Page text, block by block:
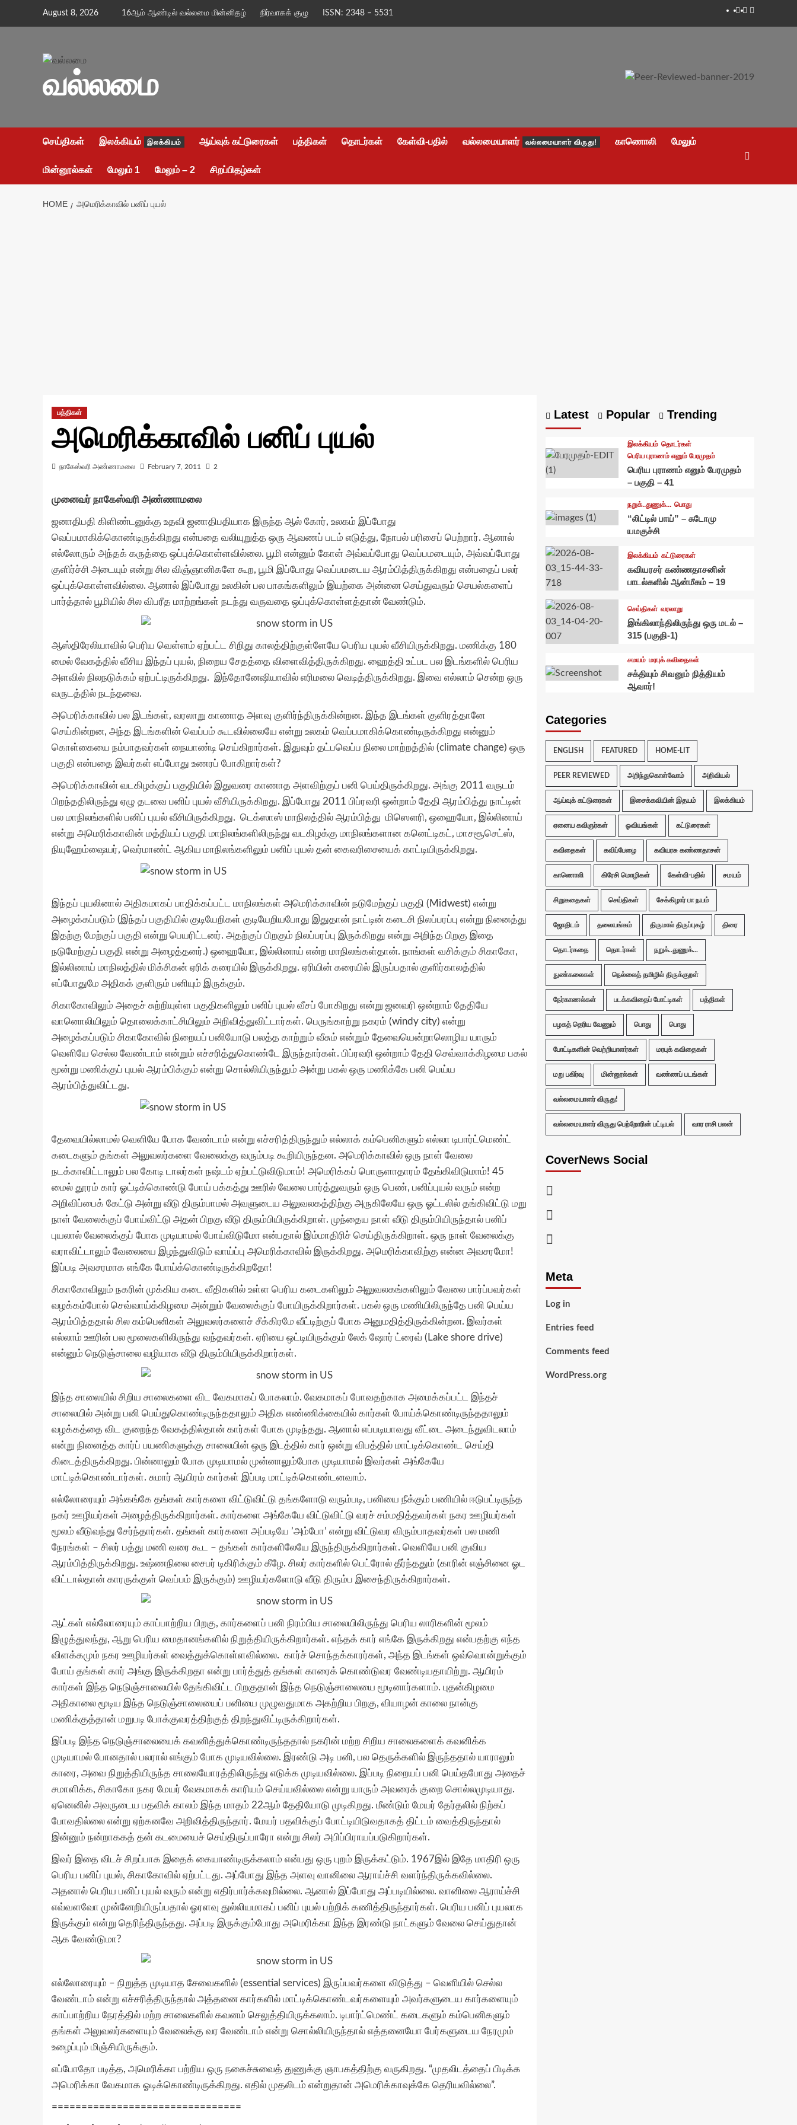
August 8, 2026 16ஆம் ஆண்டில் வல்லமை மின்னிதழ் நிர்வாகக் குழு ISSN: 2348 – 5531 Facebook
Twitter
Youtube
வல்லமை
செய்திகள் இலக்கியம் இலக்கியம் ஆய்வுக் கட்டுரைகள் பத்திகள் தொடர்கள் கேள்வி-பதில் வல்லமையாளர் வல்லமையாளர் விருது! காணொலி மேலும்
மின்னூல்கள் மேலும் 1 மேலும் – 2 சிறப்பிதழ்கள்
HOME அமெரிக்காவில் பனிப் புயல்
பத்திகள்
அமெரிக்காவில் பனிப் புயல்
நாகேஸ்வரி அண்ணாமலை February 7, 2011 2
முனைவர் நாகேஸ்வரி அண்ணாமலை
ஜனாதிபதி கிளிண்டனுக்கு உதவி ஜனாதிபதியாக இருந்த ஆல் கோர், உலகம் இப்போது
வெப்பமாகிக்கொண்டிருக்கிறது என்பதை வலியுறுத்த ஒரு ஆவணப் படம் எடுத்து, நோபல் பரிசைப் பெற்றார். ஆனால்
எல்லோரும் அந்தக் கருத்தை ஒப்புக்கொள்ளவில்லை. பூமி என்னும் கோள் அவ்வப்போது வெப்பமடையும், அவ்வப்போது
குளிர்ச்சி அடையும் என்று சில விஞ்ஞானிகளே கூற, பூமி இப்போது வெப்பமடைய ஆரம்பித்திருக்கிறது என்பதைப் பலர்
ஒப்புக்கொள்ளவில்லை. ஆனால் இப்போது உலகின் பல பாகங்களிலும் இயற்கை அன்னை செய்துவரும் செயல்களைப்
பார்த்தால் பூமியில் சில விபரீத மாற்றங்கள் நடந்து வருவதை ஒப்புக்கொள்ளத்தான் வேண்டும்.
ஆஸ்திரேலியாவில் பெரிய வெள்ளம் ஏற்பட்ட சிறிது காலத்திற்குள்ளேயே பெரிய புயல் வீசியிருக்கிறது. மணிக்கு 180
மைல் வேகத்தில் வீசிய இந்தப் புயல், நிறைய சேதத்தை விளைவித்திருக்கிறது. ஹைத்தி உட்பட பல இடங்களில் பெரிய
அளவில் நிலநடுக்கம் ஏற்பட்டிருக்கிறது. இந்தோனேஷியாவில் எரிமலை வெடித்திருக்கிறது. இவை எல்லாம் சென்ற ஒரு
வருடத்தில் நடந்தவை.
அமெரிக்காவில் பல இடங்கள், வரலாறு காணாத அளவு குளிர்ந்திருக்கின்றன. இந்த இடங்கள் குளிரத்தானே
செய்கின்றன, அந்த இடங்களின் வெப்பம் கூடவில்லையே என்று உலகம் வெப்பமாகிக்கொண்டிருக்கிறது என்னும்
கொள்கையை நம்பாதவர்கள் நையாண்டி செய்கிறார்கள். இதுவும் தட்பவெப்ப நிலை மாற்றத்தில் (climate change) ஒரு
பகுதி என்பதை இவர்கள் எப்போது உணரப் போகிறார்கள்?
அமெரிக்காவின் வடகிழக்குப் பகுதியில் இதுவரை காணாத அளவிற்குப் பனி பெய்திருக்கிறது. அங்கு 2011 வருடம்
பிறந்ததிலிருந்து ஏழு தடவை பனிப் புயல் வீசியிருக்கிறது. இப்போது 2011 பிப்ரவரி ஒன்றாம் தேதி ஆரம்பித்து நாட்டின்
பல மாநிலங்களில் பனிப் புயல் வீசியிருக்கிறது. டெக்ஸாஸ் மாநிலத்தில் ஆரம்பித்து மிஸௌரி, ஒஹையோ, இல்லினாய்
என்று அமெரிக்காவின் மத்தியப் பகுதி மாநிலங்களிலிருந்து வடகிழக்கு மாநிலங்களான கனெட்டிகட், மாசசூசெட்ஸ்,
நியுஹேம்ஷையர், வெர்மாண்ட் ஆகிய மாநிலங்களிலும் பனிப் புயல் தன் கைவரிசையைக் காட்டியிருக்கிறது.
இந்தப் புயலினால் அதிகமாகப் பாதிக்கப்பட்ட மாநிலங்கள் அமெரிக்காவின் நடுமேற்குப் பகுதி (Midwest) என்று
அழைக்கப்படும் (இந்தப் பகுதியில் குடியேறிகள் குடியேறியபோது இதுதான் நாட்டின் கடைசி நிலப்பரப்பு என்று நினைத்து
இதற்கு மேற்குப் பகுதி என்று பெயரிட்டனர். அதற்குப் பிறகும் நிலப்பரப்பு இருக்கிறது என்று அறிந்த பிறகு இதை
நடுமேற்குப் பகுதி என்று அழைத்தனர்.) ஒஹையோ, இல்லினாய் என்ற மாநிலங்கள்தான். நாங்கள் வசிக்கும் சிகாகோ,
இல்லினாய் மாநிலத்தில் மிக்சிகன் ஏரிக் கரையில் இருக்கிறது. ஏரியின் கரையில் இருப்பதால் குளிர்காலத்தில்
எப்போதுமே அதிகக் குளிரும் பனியும் இருக்கும்.
சிகாகோவிலும் அதைச் சுற்றியுள்ள பகுதிகளிலும் பனிப் புயல் வீசப் போகிறது என்று ஜனவரி ஒன்றாம் தேதியே
வானொலியிலும் தொலைக்காட்சியிலும் அறிவித்துவிட்டார்கள். பெருங்காற்று நகரம் (windy city) என்று
அழைக்கப்படும் சிகாகோவில் நிறையப் பனியோடு பலத்த காற்றும் வீசும் என்றும் தேவையென்றாலொழிய யாரும்
வெளியே செல்ல வேண்டாம் என்றும் எச்சரித்துகொண்டே இருந்தார்கள். பிப்ரவரி ஒன்றாம் தேதி செவ்வாக்கிழமை பகல்
மூன்று மணிக்குப் புயல் ஆரம்பிக்கும் என்று சொல்லியிருந்தும் அன்று பகல் ஒரு மணிக்கே பனி பெய்ய
ஆரம்பித்துவிட்டது.
தேவையில்லாமல் வெளியே போக வேண்டாம் என்று எச்சரித்திருந்தும் எல்லாக் கம்பெனிகளும் எல்லா டிபார்ட்மெண்ட்
கடைகளும் தங்கள் அலுவலர்களை வேலைக்கு வரும்படி கூறியிருந்தன. அமெரிக்காவில் ஒரு நாள் வேலை
நடக்காவிட்டாலும் பல கோடி டாலர்கள் நஷ்டம் ஏற்பட்டுவிடுமாம்! அமெரிக்கப் பொருளாதாரம் தேங்கிவிடுமாம்! 45
மைல் தூரம் கார் ஓட்டிக்கொண்டு போய் பக்கத்து ஊரில் வேலை பார்த்துவரும் ஒரு பெண், பனிப்புயல் வரும் என்ற
அறிவிப்பைக் கேட்டு அன்று வீடு திரும்பாமல் அவளுடைய அலுவலகத்திற்கு அருகிலேயே ஒரு ஓட்டலில் தங்கிவிட்டு மறு
நாள் வேலைக்குப் போய்விட்டு அதன் பிறகு வீடு திரும்பியிருக்கிறாள். முந்தைய நாள் வீடு திரும்பியிருந்தால் பனிப்
புயலால் வேலைக்குப் போக முடியாமல் போய்விடுமோ என்பதால் இம்மாதிரிச் செய்திருக்கிறாள். ஒரு நாள் வேலைக்கு
வராவிட்டாலும் வேலையை இழந்துவிடும் வாய்ப்பு அமெரிக்காவில் இருக்கிறது. அமெரிக்காவிற்கு என்ன அவசரமோ!
இப்படி அவசரமாக எங்கே போய்க்கொண்டிருக்கிறதோ!
சிகாகோவிலும் நகரின் முக்கிய கடை வீதிகளில் உள்ள பெரிய கடைகளிலும் அலுவலகங்களிலும் வேலை பார்ப்பவர்கள்
வழக்கம்போல் செவ்வாய்க்கிழமை அன்றும் வேலைக்குப் போயிருக்கிறார்கள். பகல் ஒரு மணியிலிருந்தே பனி பெய்ய
ஆரம்பித்ததால் சில கம்பெனிகள் அலுவலர்களைச் சீக்கிரமே வீட்டிற்குப் போக அனுமதித்திருக்கின்றன. இவர்கள்
எல்லாம் ஊரின் பல மூலைகளிலிருந்து வந்தவர்கள். ஏரியை ஒட்டியிருக்கும் லேக் ஷோர் ட்ரைவ் (Lake shore drive)
என்னும் நெடுஞ்சாலை வழியாக வீடு திரும்பியிருக்கிறார்கள்.
இந்த சாலையில் சிறிய சாலைகளை விட வேகமாகப் போகலாம். வேகமாகப் போவதற்காக அமைக்கப்பட்ட இந்தச்
சாலையில் அன்று பனி பெய்துகொண்டிருந்ததாலும் அதிக எண்ணிக்கையில் கார்கள் போய்க்கொண்டிருந்ததாலும்
வழக்கத்தை விட குறைந்த வேகத்தில்தான் கார்கள் போக முடிந்தது. ஆனால் எப்படியாவது வீட்டை அடைந்துவிடலாம்
என்று நினைத்த கார்ப் பயணிகளுக்கு சாலையின் ஒரு இடத்தில் கார் ஒன்று விபத்தில் மாட்டிக்கொண்ட செய்தி
கிடைத்திருக்கிறது. பின்னாலும் போக முடியாமல் முன்னாலும்போக முடியாமல் இவர்கள் அங்கேயே
மாட்டிக்கொண்டார்கள். சுமார் ஆயிரம் கார்கள் இப்படி மாட்டிக்கொண்டனவாம்.
எல்லோரையும் அங்கங்கே தங்கள் கார்களை விட்டுவிட்டு தங்களோடு வரும்படி, பனியை நீக்கும் பணியில் ஈடுபட்டிருந்த
நகர் ஊழியர்கள் அழைத்திருக்கிறார்கள். கார்களை அங்கேயே விட்டுவிட்டு வரச் சம்மதித்தவர்கள் நகர ஊழியர்கள்
மூலம் வீடுவந்து சேர்ந்தார்கள். தங்கள் கார்களை அப்படியே ’அம்போ’ என்று விட்டுவர விரும்பாதவர்கள் பல மணி
நேரங்கள் – சிலர் பத்து மணி வரை கூட – தங்கள் கார்களிலேயே இருந்திருக்கிறார்கள். வெளியே பனி குவிய
ஆரம்பித்திருக்கிறது. உஷ்ணநிலை சைபர் டிகிரிக்கும் கீழே. சிலர் கார்களில் பெட்ரோல் தீர்ந்ததும் (காரின் எஞ்சினை ஓட
விட்டால்தான் காரருக்குள் வெப்பம் இருக்கும்) ஊழியர்களோடு வீடு திரும்ப இசைந்திருக்கிறார்கள்.
ஆட்கள் எல்லோரையும் காப்பாற்றிய பிறகு, கார்களைப் பனி நிரம்பிய சாலையிலிருந்து பெரிய லாரிகளின் மூலம்
இழுத்துவந்து, ஆறு பெரிய மைதானங்களில் நிறுத்தியிருக்கிறார்கள். எந்தக் கார் எங்கே இருக்கிறது என்பதற்கு எந்த
விளக்கமும் நகர ஊழியர்கள் வைத்துக்கொள்ளவில்லை. கார்ச் சொந்தக்காரர்கள், அந்த இடங்கள் ஒவ்வொன்றுக்கும்
போய் தங்கள் கார் அங்கு இருக்கிறதா என்று பார்த்துத் தங்கள் காரைக் கொண்டுவர வேண்டியதாயிற்று. ஆயிரம்
கார்கள் இந்த நெடுஞ்சாலையில் தேங்கிவிட்ட பிறகுதான் இந்த நெடுஞ்சாலையை மூடினார்களாம். புதன்கிழமை
அதிகாலை மூடிய இந்த நெடுஞ்சாலையைப் பனியை முழுவதுமாக அகற்றிய பிறகு, வியாழன் காலை நான்கு
மணிக்குத்தான் மறுபடி போக்குவரத்திற்குத் திறந்துவிட்டிருக்கிறார்கள்.
இப்படி இந்த நெடுஞ்சாலையைக் கவனித்துக்கொண்டிருந்ததால் நகரின் மற்ற சிறிய சாலைகளைக் கவனிக்க
முடியாமல் போனதால் பலரால் எங்கும் போக முடியவில்லை. இரண்டு அடி பனி, பல தெருக்களில் இருந்ததால் யாராலும்
காரை, அவை நிறுத்தியிருந்த சாலையோரத்திலிருந்து எடுக்க முடியவில்லை. இப்படி நிறையப் பனி பெய்தபோது அதைச்
சமாளிக்க, சிகாகோ நகர மேயர் வேகமாகக் காரியம் செய்யவில்லை என்று யாரும் அவரைக் குறை சொல்லமுடியாது.
ஏனெனில் அவருடைய பதவிக் காலம் இந்த மாதம் 22ஆம் தேதியோடு முடிகிறது. மீண்டும் மேயர் தேர்தலில் நிற்கப்
போவதில்லை என்று ஏற்கனவே அறிவித்திருந்தார். மேயர் பதவிக்குப் போட்டியிடுவதாகத் திட்டம் வைத்திருந்தால்
இன்னும் நன்றாககத் தன் கடமையைச் செய்திருப்பாரோ என்று சிலர் அபிப்பிராயப்படுகிறார்கள்.
இவர் இதை விடச் சிறப்பாக இதைக் கையாண்டிருக்கலாம் என்பது ஒரு புறம் இருக்கட்டும். 1967இல் இதே மாதிரி ஒரு
பெரிய பனிப் புயல், சிகாகோவில் ஏற்பட்டது. அப்போது இந்த அளவு வானிலை ஆராய்ச்சி வளர்ந்திருக்கவில்லை.
அதனால் பெரிய பனிப் புயல் வரும் என்று எதிர்பார்க்கவுமில்லை. ஆனால் இப்போது அப்படியில்லை. வானிலை ஆராய்ச்சி
எவ்வளவோ முன்னேறியிருப்பதால் ஓரளவு துல்லியமாகப் பனிப் புயல் பற்றிக் கணித்திருந்தார்கள். பெரிய பனிப் புயலாக
இருக்கும் என்று தெரிந்திருந்தது. அப்படி இருக்கும்போது அமெரிக்கா இந்த இரண்டு நாட்களும் வேலை செய்துதான்
ஆக வேண்டுமா?
எல்லோரையும் – நிறுத்த முடியாத சேவைகளில் (essential services) இருப்பவர்களை விடுத்து – வெளியில் செல்ல
வேண்டாம் என்று எச்சரித்திருந்தால் அத்தனை கார்களில் மாட்டிக்கொண்டவர்களையும் அவர்களுடைய கார்களையும்
காப்பாற்றிய நேரத்தில் மற்ற சாலைகளில் கவனம் செலுத்தியிருக்கலாம். டிபார்ட்மெண்ட் கடைகளும் கம்பெனிகளும்
தங்கள் அலுவலர்களையும் வேலைக்கு வர வேண்டாம் என்று சொல்லியிருந்தால் எத்தனையோ பேர்களுடைய நேரமும்
உழைப்பும் மிஞ்சியிருக்கும்.
எப்போதோ படித்த, அமெரிக்கா பற்றிய ஒரு நகைச்சுவைத் துணுக்கு ஞாபகத்திற்கு வருகிறது. “முதலிடத்தைப் பிடிக்க
அமெரிக்கா வேகமாக ஓடிக்கொண்டிருக்கிறது. எதில் முதலிடம் என்றுதான் அமெரிக்காவுக்கே தெரியவில்லை”.
================================
Latest Popular Trending
இலக்கியம் தொடர்கள்
பெரிய புராணம் எனும் பேரமுதம்
பெரிய புராணம் எனும் பேரமுதம்
– பகுதி – 41
நறுக்..துணுக்... பொது
“லிட்டில் பாய்” – சுடோமு
யமகுச்சி
இலக்கியம் கட்டுரைகள்
கவியரசர் கண்ணதாசனின்
பாடல்களில் ஆன்மீகம் – 19
செய்திகள் வரலாறு
இங்கிலாந்திலிருந்து ஒரு மடல் –
315 (பகுதி-1)
சமயம் மரபுக் கவிதைகள்
சக்தியும் சிவனும் நித்தியம்
ஆவார்!
Categories
ENGLISH FEATURED HOME-LIT
PEER REVIEWED அறிந்துகொள்வோம் அறிவியல்
ஆய்வுக் கட்டுரைகள் இசைக்கவியின் இதயம் இலக்கியம்
ஏனைய கவிஞர்கள் ஓவியங்கள் கட்டுரைகள்
கவிதைகள் கவிப்பேழை கவியரசு கண்ணதாசன்
காணொலி கிரேசி மொழிகள் கேள்வி-பதில் சமயம்
சிறுகதைகள் செய்திகள் சேக்கிழார் பா நயம்
ஜோதிடம் தலையங்கம் திருமால் திருப்புகழ் திரை
தொடர்கதை தொடர்கள் நறுக்..துணுக்...
நுண்கலைகள் நெல்லைத் தமிழில் திருக்குறள்
நேர்காணல்கள் படக்கவிதைப் போட்டிகள் பத்திகள்
பழகத் தெரிய வேணும் பொது பொது
போட்டிகளின் வெற்றியாளர்கள் மரபுக் கவிதைகள்
மறு பகிர்வு மின்னூல்கள் வண்ணப் படங்கள்
வல்லமையாளர் விருது!
வல்லமையாளர் விருது பெற்றோரின் பட்டியல் வார ராசி பலன்
CoverNews Social
Meta
Log in
Entries feed
Comments feed
WordPress.org